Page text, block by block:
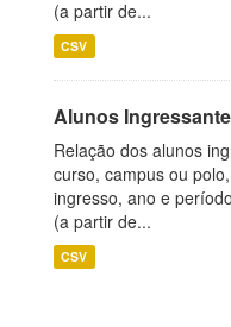
(a partir de...
CSV
Alunos
Relação dos alunos
curso, campus ou
ingresso, ano e
(a partir de...
CSV